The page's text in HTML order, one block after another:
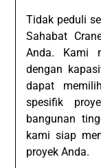
Tidak peduli
Sahabat
Anda. Kami
dengan
dapat
spesifik
bangunan
kami siap
proyek Anda.